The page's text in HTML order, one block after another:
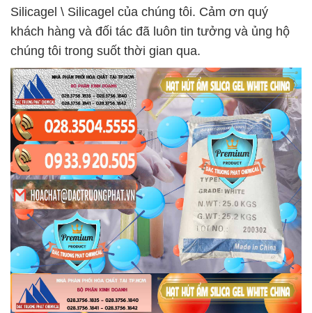
Silicagel \ Silicagel của chúng tôi. Cảm ơn quý
khách hàng và đối tác đã luôn tin tưởng và ủng hộ
chúng tôi trong suốt thời gian qua.